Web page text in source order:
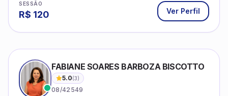
SESSÃO
R$ 120 Ver Perfil
FABIANE SOARES BARBOZA BISCOTTO
5.0(3)
08/42549